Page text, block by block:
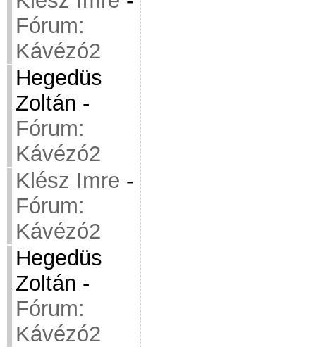
Fórum:
Kávézó2
Hegedüs
Zoltán -
Fórum:
Kávézó2
Klész Imre -
Fórum:
Kávézó2
Hegedüs
Zoltán -
Fórum:
Kávézó2